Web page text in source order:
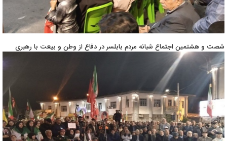
شصت و هشتمین اجتماع شبانه مردم بابلسر در دفاع از وطن و بیعت با رهبری